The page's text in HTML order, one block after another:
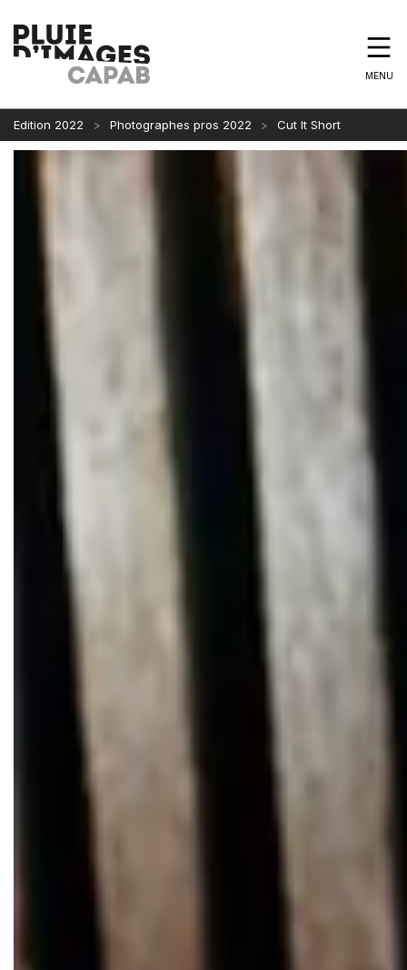
MENU
Edition 2022 Photographes pros 2022 Cut It Short